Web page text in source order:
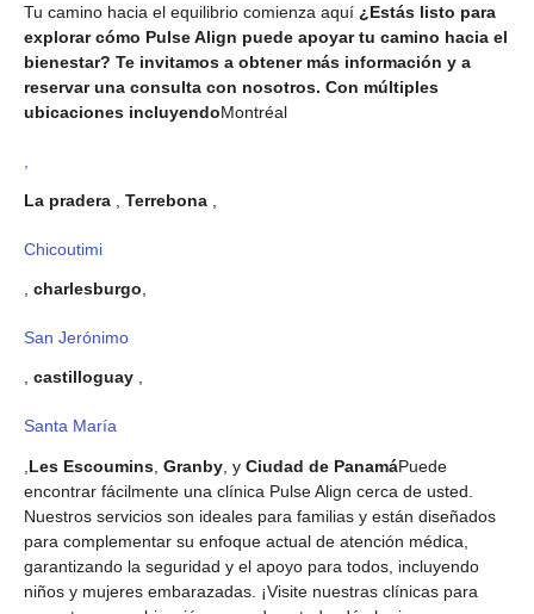
Tu camino hacia el equilibrio comienza aquí ¿Estás listo para
explorar cómo Pulse Align puede apoyar tu camino hacia el
bienestar? Te invitamos a obtener más información y a
reservar una consulta con nosotros. Con múltiples
ubicaciones incluyendoMontréal
La pradera Terrebona
Chicoutimi
charlesburgo
San Jerónimo
, castilloguay ,
Santa María
Les Escoumins Granby , y Ciudad de PanamáPuede
encontrar fácilmente una clínica Pulse Align cerca de usted.
Nuestros servicios son ideales para familias y están diseñados
para complementar su enfoque actual de atención médica,
garantizando la seguridad y el apoyo para todos, incluyendo
niños y mujeres embarazadas. ¡Visite nuestras clínicas para